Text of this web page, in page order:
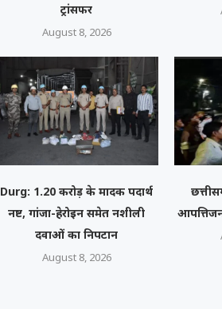
ट्रांसफर
August 8, 2026
Durg: 1.20 करोड़ के मादक पदार्थ
नष्ट, गांजा-हेरोइन समेत नशीली
दवाओं का निपटान
August 8, 2026